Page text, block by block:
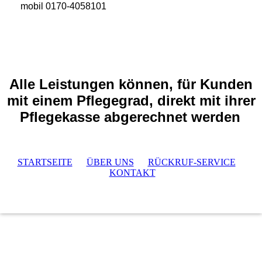
mobil 0170-4058101
Alle Leistungen können, für Kunden
mit einem Pflegegrad, direkt mit ihrer
Pflegekasse abgerechnet werden
STARTSEITE ÜBER UNS
RÜCKRUF-SERVICE
KONTAKT